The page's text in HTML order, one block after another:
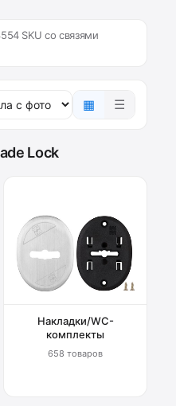
SKU со связями
▦ ☰
Lock
Накладки/WC-
комплекты
658 товаров